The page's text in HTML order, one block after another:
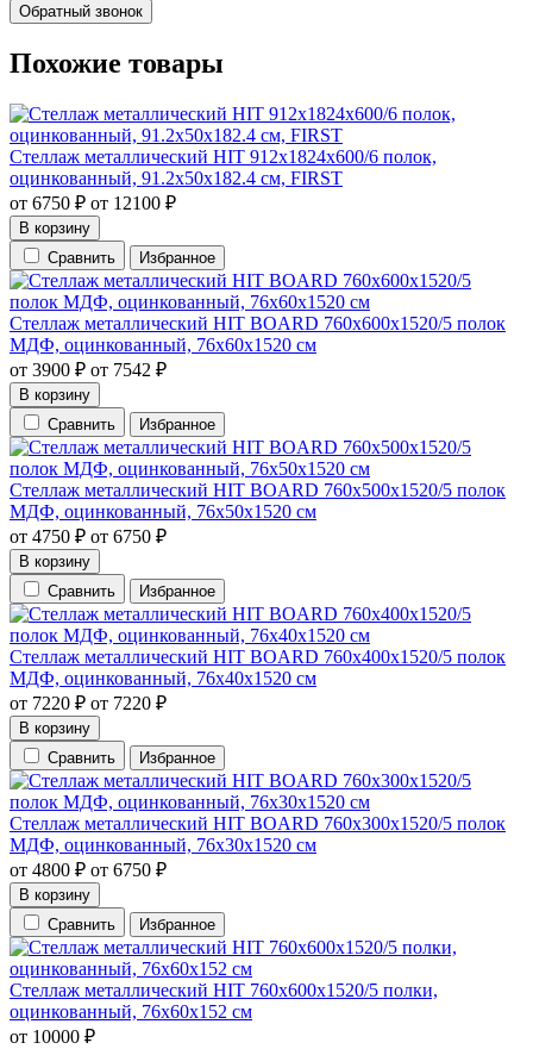
Обратный звонок
Похожие товары
Стеллаж металлический HIT 912х1824х600/6 полок,
оцинкованный, 91.2х50х182.4 см, FIRST
от 6750 ₽ от 12100 ₽
В корзину
Сравнить
Избранное
Стеллаж металлический HIT BOARD 760х600х1520/5 полок
МДФ, оцинкованный, 76х60х1520 см
от 3900 ₽ от 7542 ₽
В корзину
Сравнить
Избранное
Стеллаж металлический HIT BOARD 760х500х1520/5 полок
МДФ, оцинкованный, 76х50х1520 см
от 4750 ₽ от 6750 ₽
В корзину
Сравнить
Избранное
Стеллаж металлический HIT BOARD 760х400х1520/5 полок
МДФ, оцинкованный, 76х40х1520 см
от 7220 ₽ от 7220 ₽
В корзину
Сравнить
Избранное
Стеллаж металлический HIT BOARD 760х300х1520/5 полок
МДФ, оцинкованный, 76х30х1520 см
от 4800 ₽ от 6750 ₽
В корзину
Сравнить
Избранное
Стеллаж металлический HIT 760х600х1520/5 полки,
оцинкованный, 76х60х152 см
от 10000 ₽